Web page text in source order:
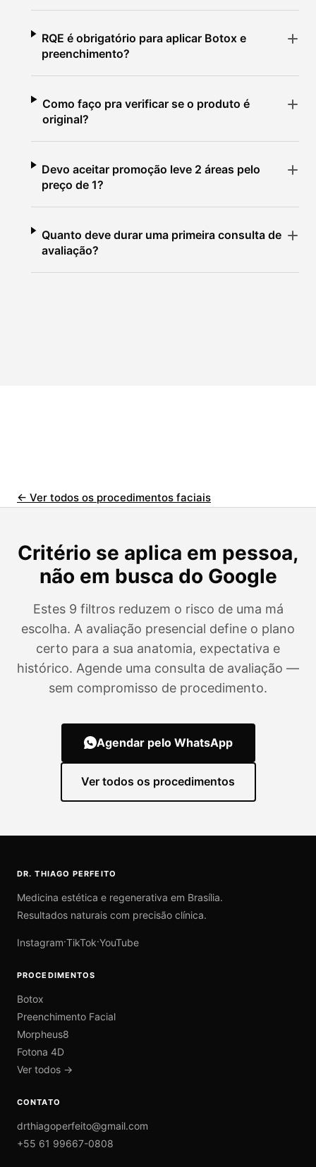
RQE é obrigatório para aplicar Botox e
preenchimento?
Como faço pra verificar se o produto é
original?
Devo aceitar promoção leve 2 áreas pelo
preço de 1?
Quanto deve durar uma primeira consulta de
avaliação?
← Ver todos os procedimentos faciais
Critério se aplica em pessoa,
não em busca do Google
Estes 9 filtros reduzem o risco de uma má
escolha. A avaliação presencial define o plano
certo para a sua anatomia, expectativa e
histórico. Agende uma consulta de avaliação —
sem compromisso de procedimento.
Agendar pelo WhatsApp
Ver todos os procedimentos
DR. THIAGO PERFEITO
Medicina estética e regenerativa em Brasília.
Resultados naturais com precisão clínica.
Instagram·TikTok·YouTube
PROCEDIMENTOS
Botox
Preenchimento Facial
Morpheus8
Fotona 4D
Ver todos →
CONTATO
drthiagoperfeito@gmail.com
+55 61 99667-0808